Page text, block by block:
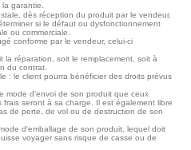
garantie.
dès réception du produit par le vendeur,
si le défaut ou dysfonctionnement
ou commerciale.
conforme par le vendeur, celui-ci
réparation, soit le remplacement, soit à
du contrat.
: le client pourra bénéficier des droits prévus
mode d'envoi de son produit que ceux
seront à sa charge. Il est également libre
de perte, de vol ou de destruction de son
d'emballage de son produit, lequel doit
voyager sans risque de casse ou de